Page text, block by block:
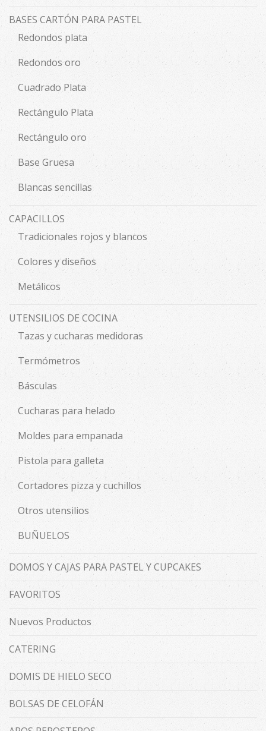
BASES CARTÓN PARA PASTEL
Redondos plata
Redondos oro
Cuadrado Plata
Rectángulo Plata
Rectángulo oro
Base Gruesa
Blancas sencillas
CAPACILLOS
Tradicionales rojos y blancos
Colores y diseños
Metálicos
UTENSILIOS DE COCINA
Tazas y cucharas medidoras
Termómetros
Básculas
Cucharas para helado
Moldes para empanada
Pistola para galleta
Cortadores pizza y cuchillos
Otros utensilios
BUÑUELOS
DOMOS Y CAJAS PARA PASTEL Y CUPCAKES
FAVORITOS
Nuevos Productos
CATERING
DOMIS DE HIELO SECO
BOLSAS DE CELOFÁN